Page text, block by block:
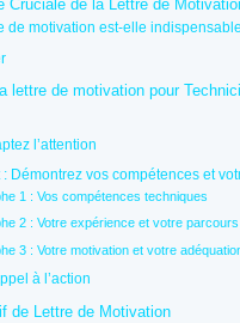
Cruciale de la Lettre de
de motivation est-elle
lettre de motivation pour
l’attention
Démontrez vos compétences et
1 : Vos compétences techniques
2 : Votre expérience et votre parcours
3 : Votre motivation et votre
à l’action
de Lettre de Motivation